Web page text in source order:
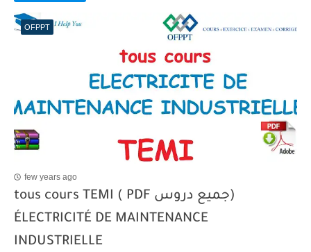
OFPPT
few years ago
tous cours TEMI ( PDF جميع دروس)
ÉLECTRICITÉ DE MAINTENANCE
INDUSTRIELLE